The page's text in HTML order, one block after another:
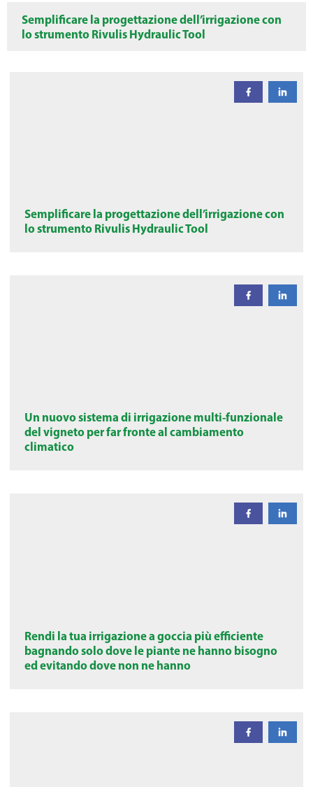
Semplificare la progettazione dell’irrigazione con
lo strumento Rivulis Hydraulic Tool
Semplificare la progettazione dell’irrigazione con
lo strumento Rivulis Hydraulic Tool
Un nuovo sistema di irrigazione multi-funzionale
del vigneto per far fronte al cambiamento
climatico
Rendi la tua irrigazione a goccia più efficiente
bagnando solo dove le piante ne hanno bisogno
ed evitando dove non ne hanno